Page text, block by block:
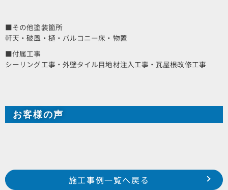
■その他塗装箇所
軒天・破風・樋・バルコニー床・物置
■付属工事
シーリング工事・外壁タイル目地材注入工事・瓦屋根改修工事
お客様の声
Prev
浜松市 東区 豊田町 M様邸
浜松市 北区 細江町 N様邸
施工事例一覧へ戻る